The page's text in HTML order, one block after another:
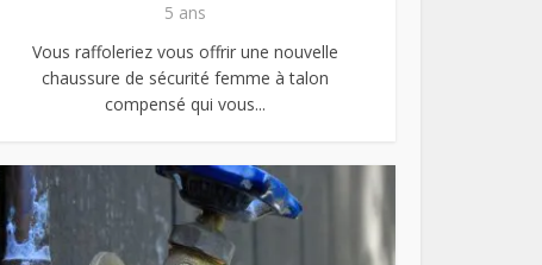
5 ans
Vous raffoleriez vous offrir une nouvelle
chaussure de sécurité femme à talon
compensé qui vous...